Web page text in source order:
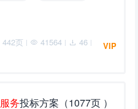
442页 | 41564 | 46 | VIP
服务投标方案（1077页 ）